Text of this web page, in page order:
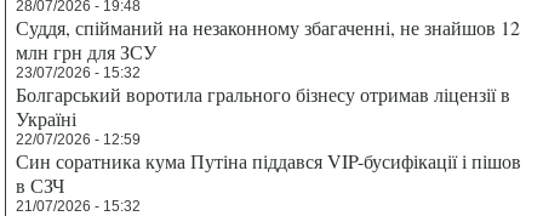
28/07/2026 - 19:48
Суддя, спійманий на незаконному збагаченні, не знайшов 12
млн грн для ЗСУ
23/07/2026 - 15:32
Болгарський воротила грального бізнесу отримав ліцензії в
Україні
22/07/2026 - 12:59
Син соратника кума Путіна піддався VIP-бусифікації і пішов
в СЗЧ
21/07/2026 - 15:32